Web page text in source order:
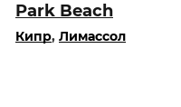
Park Beach
Кипр, Лимассол